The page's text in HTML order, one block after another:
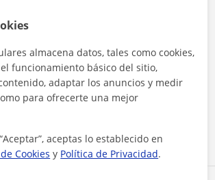
nuestro aviso legaly deprivacidad
almacena datos, tales como cookies,
funcionamiento básico del sitio,
adaptar los anuncios y medir
para ofrecerte una mejor
aceptas lo establecido en
Cookies y Política de Privacidad.